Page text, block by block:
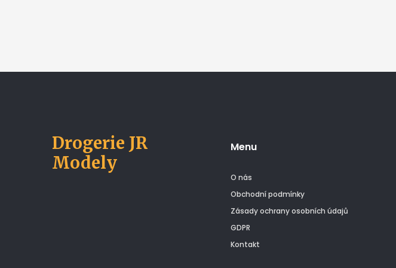
Drogerie JR
Modely
Menu
O nás
Obchodní podmínky
Zásady ochrany osobních údajů
GDPR
Kontakt